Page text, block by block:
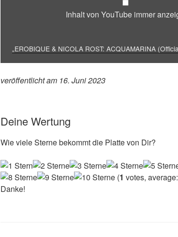
Inhalt von YouTube immer
„EROBIQUE & NICOLA ROST: ACQUAMARINA
veröffentlicht am 16. Juni 2023
Deine Wertung
Wie viele Sterne bekommt die Platte von Dir?
(1 votes, average:
Danke!